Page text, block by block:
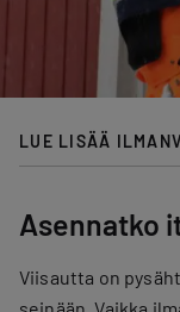
LUE LISÄÄ
Asennatko
Viisautta on
seinään. Vaikka